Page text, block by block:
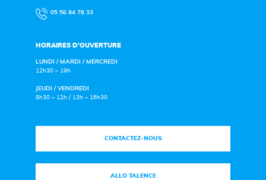
05 56 84 78 33
HORAIRES D’OUVERTURE
LUNDI / MARDI / MERCREDI
12h30 – 19h
JEUDI / VENDREDI
8h30 – 12h / 13h – 16h30
CONTACTEZ-NOUS
ALLO TALENCE